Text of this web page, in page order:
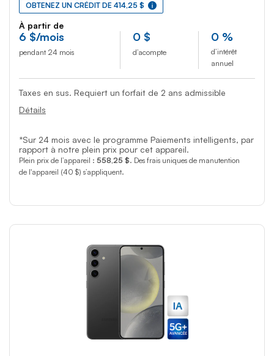
OBTENEZ UN CRÉDIT DE 414,25 $
À partir de
6 $/mois
pendant 24 mois
0 $
d’acompte
0 %
d’intérêt
annuel
Taxes en sus. Requiert un forfait de 2 ans admissible
Détails
*Sur 24 mois avec le programme Paiements intelligents, par
rapport à notre plein prix pour cet appareil.
Plein prix de l’appareil : 558,25 $. Des frais uniques de manutention
de l'appareil (40 $) s’appliquent.